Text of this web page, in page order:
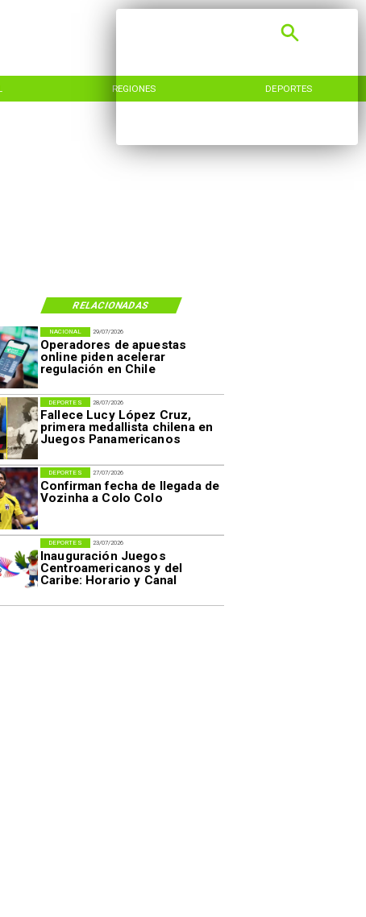
DEPORTES INTERNACIONAL
RELACIONADAS
29/07/2026
Operadores de apuestas
online piden acelerar
regulación en Chile
NACIONAL
28/07/2026
Fallece Lucy López Cruz,
primera medallista chilena en
Juegos Panamericanos
DEPORTES
27/07/2026
Confirman fecha de llegada de
Vozinha a Colo Colo
DEPORTES
23/07/2026
Inauguración Juegos
Centroamericanos y del
Caribe: Horario y Canal
DEPORTES